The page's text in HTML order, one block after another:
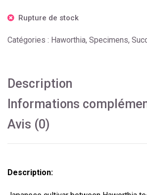
Rupture de stock
Catégories : Haworthia, Specimens,
Description
Informations
Avis (0)
Description: